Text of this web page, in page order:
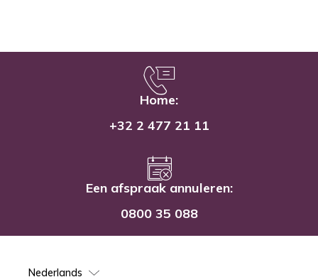
Home:
+32 2 477 21 11
Een afspraak annuleren:
0800 35 088